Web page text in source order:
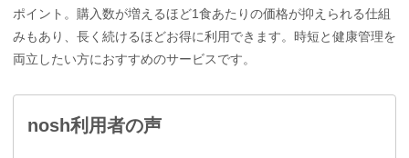
ポイント。購入数が増えるほど1食あたりの価格が抑えられる仕組
みもあり、長く続けるほどお得に利用できます。時短と健康管理を
両立したい方におすすめのサービスです。
nosh利用者の声